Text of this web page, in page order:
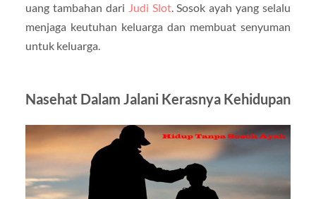
uang tambahan dari Judi Slot. Sosok ayah yang selalu
menjaga keutuhan keluarga dan membuat senyuman
untuk keluarga.
Nasehat Dalam Jalani Kerasnya Kehidupan